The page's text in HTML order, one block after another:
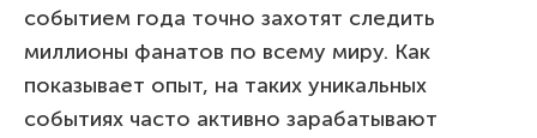
событием года точно захотят следить
миллионы фанатов по всему миру. Как
показывает опыт, на таких уникальных
событиях часто активно зарабатывают